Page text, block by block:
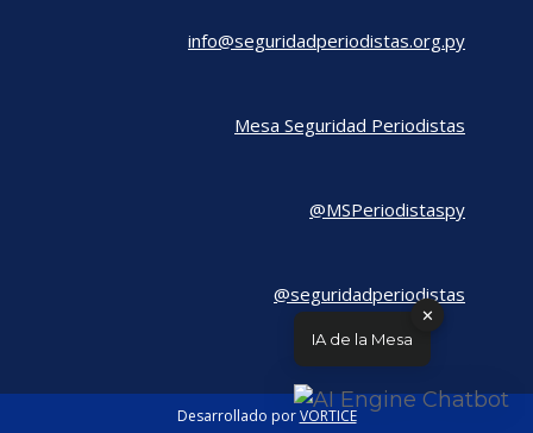
info@seguridadperiodistas.org.py
Mesa Seguridad Periodistas
@MSPeriodistaspy
@seguridadperiodistas
Desarrollado porVORTICE
✕
IA de la Mesa